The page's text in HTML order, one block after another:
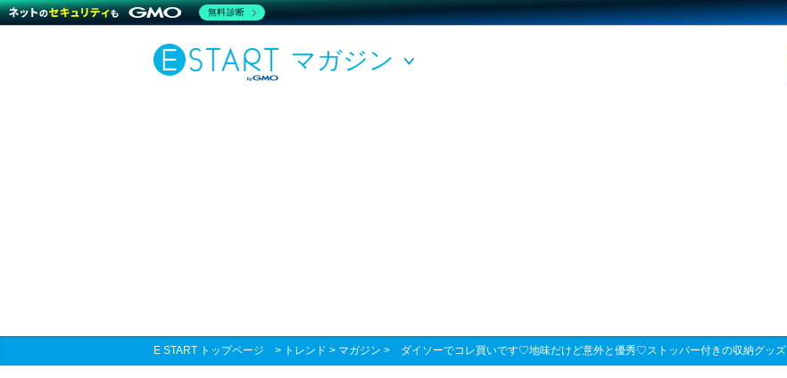
マガジン
E START トップページ > トレンド > マガジン > ダイソーでコレ買いです♡地味だけど意外と優秀♡ストッパー付きの収納グッズ
無料診断